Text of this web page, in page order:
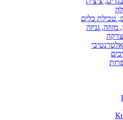
טבילת כלים
גניזה
צדקה